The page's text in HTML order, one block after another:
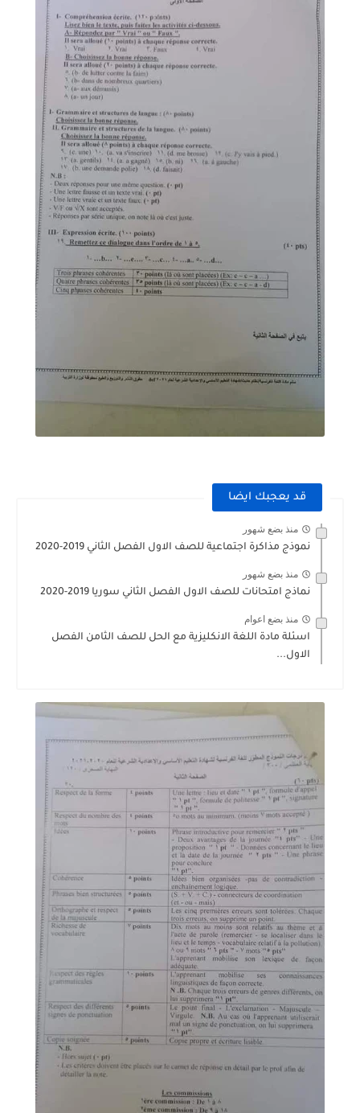
قد يعجبك ايضا
منذ بضع شهور
نموذج مذاكرة اجتماعية للصف الاول الفصل الثاني 2019-2020
منذ بضع شهور
نماذج امتحانات للصف الاول الفصل الثاني سوريا 2019-2020
منذ بضع اعوام
اسئلة مادة اللغة الانكليزية مع الحل للصف الثامن الفصل
الاول...